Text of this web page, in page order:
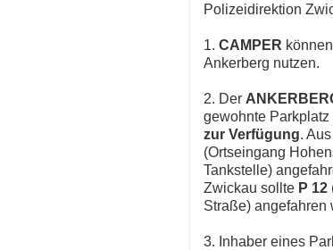
Polizeidirektion
1. CAMPER
Ankerberg nutzen.
2. Der
gewohnte
zur Verfügung.
(Ortseingang
Tankstelle)
Zwickau sollte P 12
Straße) angefahren
3. Inhaber eines